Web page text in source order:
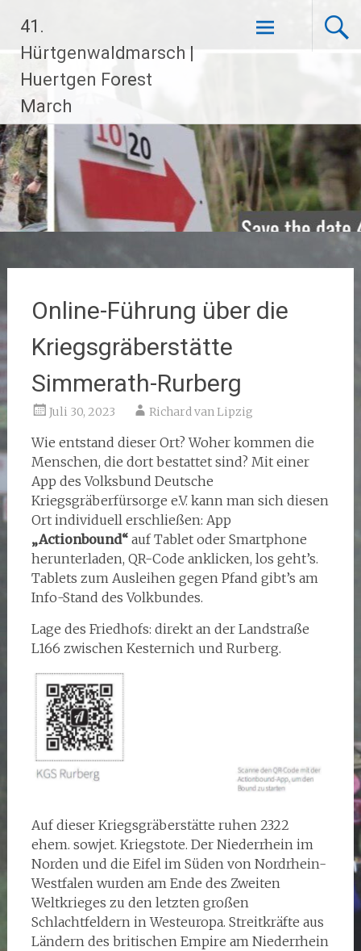
Inhalt
springen
41.
Hürtgenwaldmarsch |
Huertgen Forest
March
Online-Führung über die
Kriegsgräberstätte
Simmerath-Rurberg
Juli 30, 2023 Richard van Lipzig
Wie entstand dieser Ort? Woher kommen die
Menschen, die dort bestattet sind? Mit einer
App des Volksbund Deutsche
Kriegsgräberfürsorge e.V. kann man sich diesen
Ort individuell erschließen: App
„Actionbound“ auf Tablet oder Smartphone
herunterladen, QR-Code anklicken, los geht’s.
Tablets zum Ausleihen gegen Pfand gibt’s am
Info-Stand des Volkbundes.
Lage des Friedhofs: direkt an der Landstraße
L166 zwischen Kesternich und Rurberg.
Auf dieser Kriegsgräberstätte ruhen 2322
ehem. sowjet. Kriegstote. Der Niederrhein im
Norden und die Eifel im Süden von Nordrhein-
Westfalen wurden am Ende des Zweiten
Weltkrieges zu den letzten großen
Schlachtfeldern in Westeuropa. Streitkräfte aus
Ländern des britischen Empire am Niederrhein